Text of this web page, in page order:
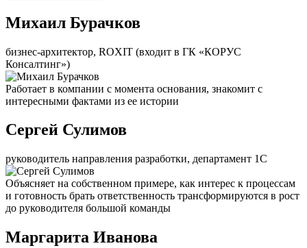
Михаил Бурачков
бизнес-архитектор, ROXIT (входит в ГК «КОРУС
Консалтинг»)
Работает в компании с момента основания, знакомит с
интересными фактами из ее истории
Сергей Сулимов
руководитель направления разработки, департамент 1С
Объясняет на собственном примере, как интерес к процессам
и готовность брать ответственность трансформируются в рост
до руководителя большой команды
Маргарита Иванова